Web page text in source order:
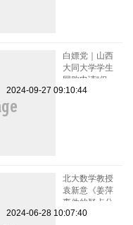
白嫖党｜山西
大同大学学生
网购申请“仅
退款”被拒骂
2024-09-27 09:10:44
北大数学教授
袁新意《姜萍
事件的疑点分
析》点评姜萍
2024-06-28 10:07:40